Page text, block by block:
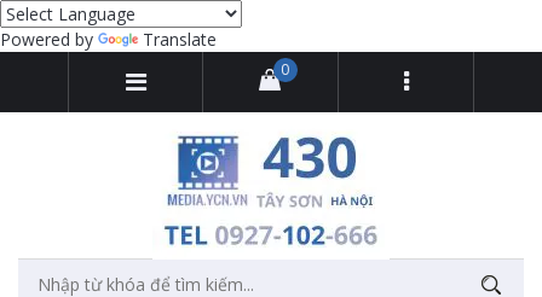
Powered by Translate
0